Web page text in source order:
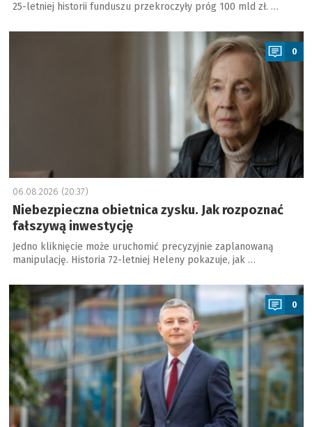
25-letniej historii funduszu przekroczyły próg 100 mld zł. …
a
0
06.08.2026 (20:37)
Niebezpieczna obietnica zysku. Jak rozpoznać
fałszywą inwestycję
Jedno kliknięcie może uruchomić precyzyjnie zaplanowaną
manipulację. Historia 72-letniej Heleny pokazuje, jak …
a
0